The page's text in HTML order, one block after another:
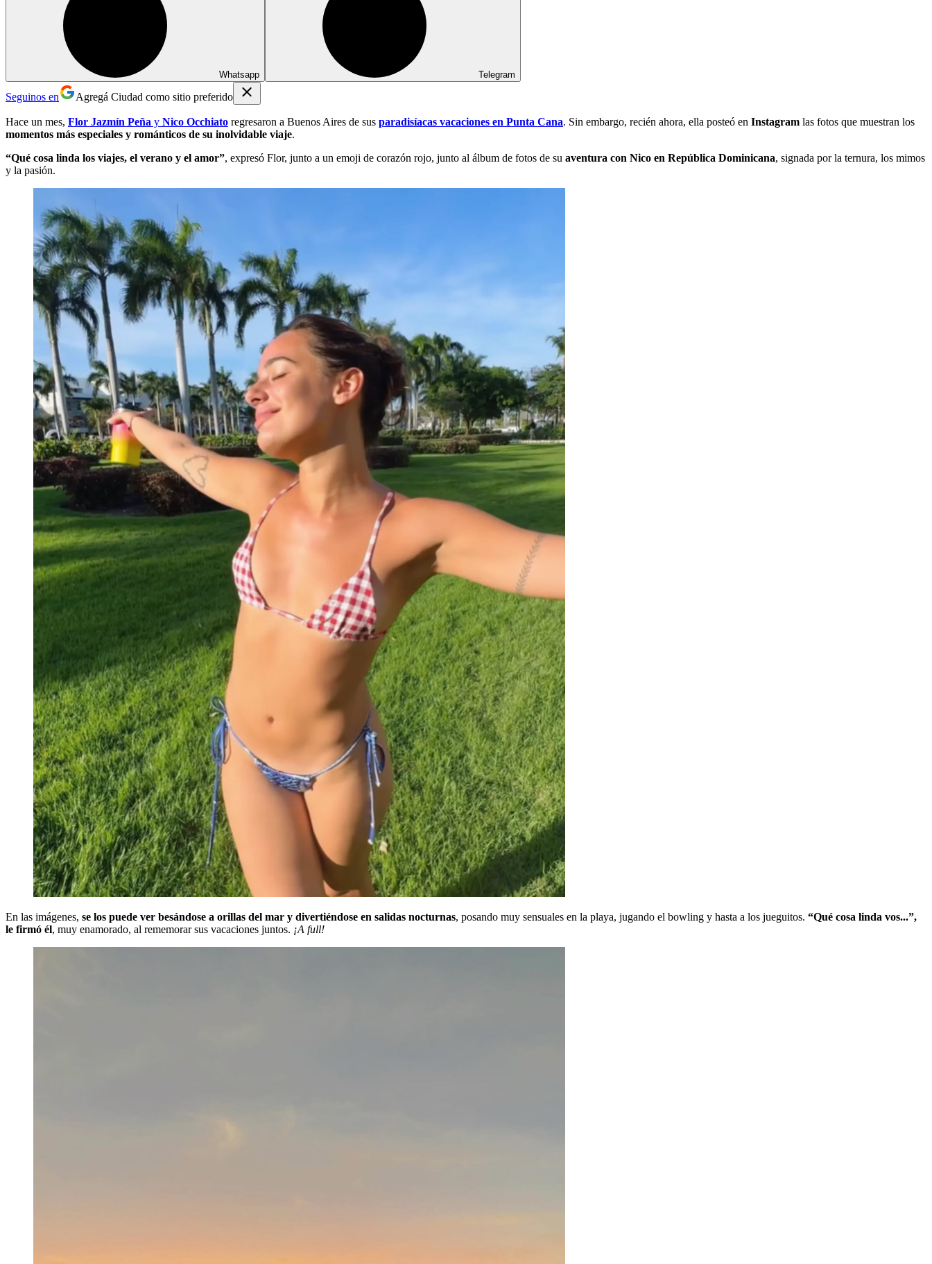
Whatsapp Telegram
Seguinos en Agregá Ciudad como sitio preferido
Hace un mes, Flor Jazmín Peña y Nico Occhiato regresaron a Buenos Aires de sus paradisíacas vacaciones en Punta Cana. Sin embargo, recién ahora, ella posteó en Instagram las fotos que muestran los
momentos más especiales y románticos de su inolvidable viaje.
“Qué cosa linda los viajes, el verano y el amor”, expresó Flor, junto a un emoji de corazón rojo, junto al álbum de fotos de su aventura con Nico en República Dominicana, signada por la ternura, los mimos
y la pasión.
En las imágenes, se los puede ver besándose a orillas del mar y divertiéndose en salidas nocturnas, posando muy sensuales en la playa, jugando el bowling y hasta a los jueguitos. “Qué cosa linda vos...”,
le firmó él, muy enamorado, al rememorar sus vacaciones juntos. ¡A full!